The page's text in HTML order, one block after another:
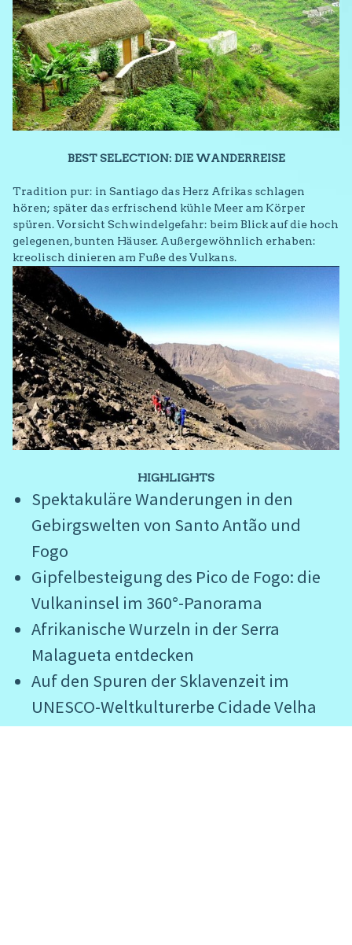
BEST SELECTION: DIE WANDERREISE
Tradition pur: in Santiago das Herz Afrikas schlagen
hören; später das erfrischend kühle Meer am Körper
spüren. Vorsicht Schwindelgefahr: beim Blick auf die hoch
gelegenen, bunten Häuser. Außergewöhnlich erhaben:
kreolisch dinieren am Fuße des Vulkans.
HIGHLIGHTS
Spektakuläre Wanderungen in den
Gebirgswelten von Santo Antão und
Fogo
Gipfelbesteigung des Pico de Fogo: die
Vulkaninsel im 360°-Panorama
Afrikanische Wurzeln in der Serra
Malagueta entdecken
Auf den Spuren der Sklavenzeit im
UNESCO-Weltkulturerbe Cidade Velha
Per Pedes Dörfer durchstreifen – mit